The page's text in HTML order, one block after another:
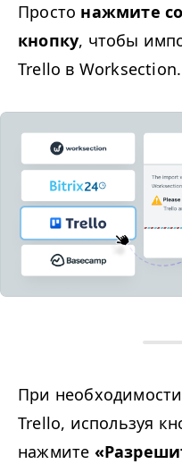
Просто нажмите
кнопку, чтобы
Trello в Worksection.
При
Trello, используя
нажмите